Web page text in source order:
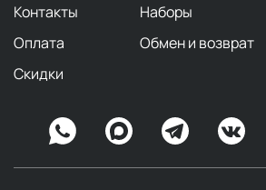
Контакты
Наборы
Оплата
Обмен и возврат
Скидки